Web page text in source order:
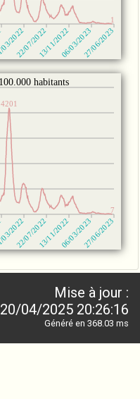
Mise à jour :
20/04/2025 20:26:16
Généré en 368.03 ms